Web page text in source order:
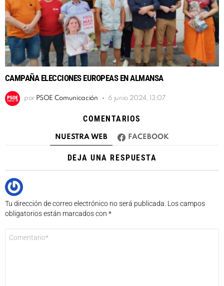
CAMPAÑA ELECCIONES EUROPEAS EN ALMANSA
por PSOE Comunicación 6 junio 2024, 13:07
COMENTARIOS
NUESTRA WEB FACEBOOK
DEJA UNA RESPUESTA
Tu dirección de correo electrónico no será publicada. Los campos
obligatorios están marcados con *